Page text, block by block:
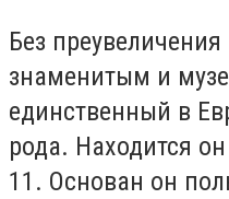
Без
знаменитым и
единственный в
рода. Находится
11. Основан он